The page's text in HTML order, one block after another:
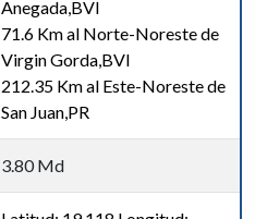
Anegada,BVI
71.6 Km al Norte-Noreste de
Virgin Gorda,BVI
212.35 Km al Este-Noreste de
San Juan,PR
3.80 Md